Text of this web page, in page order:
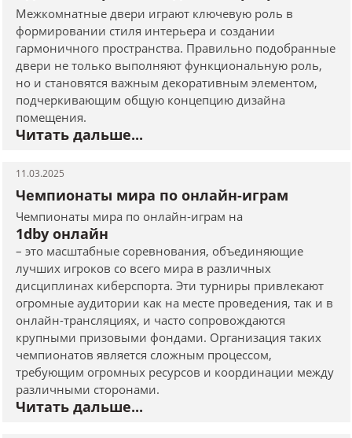
Межкомнатные двери играют ключевую роль в
формировании стиля интерьера и создании
гармоничного пространства. Правильно подобранные
двери не только выполняют функциональную роль,
но и становятся важным декоративным элементом,
подчеркивающим общую концепцию дизайна
помещения.
Читать дальше...
11.03.2025
Чемпионаты мира по онлайн-играм
Чемпионаты мира по онлайн-играм на
1dby онлайн
– это масштабные соревнования, объединяющие
лучших игроков со всего мира в различных
дисциплинах киберспорта. Эти турниры привлекают
огромные аудитории как на месте проведения, так и в
онлайн-трансляциях, и часто сопровождаются
крупными призовыми фондами. Организация таких
чемпионатов является сложным процессом,
требующим огромных ресурсов и координации между
различными сторонами.
Читать дальше...